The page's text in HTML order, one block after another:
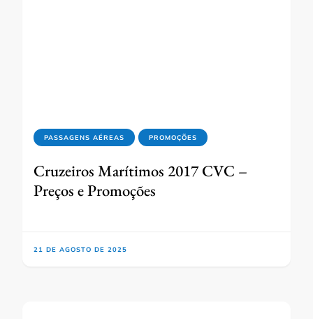
PASSAGENS AÉREAS PROMOÇÕES
Cruzeiros Marítimos 2017 CVC –
Preços e Promoções
21 DE AGOSTO DE 2025